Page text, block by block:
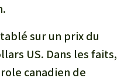
sur un prix du
US. Dans les faits,
canadien de